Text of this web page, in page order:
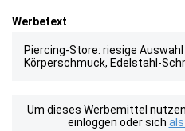
Werbetext
Piercing-Store: riesige
Körperschmuck, Edelstahl-
Um dieses Werbemittel
einloggen oder sich